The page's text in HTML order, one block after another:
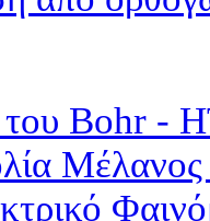
Bohr -